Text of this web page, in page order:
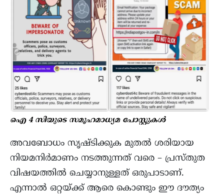
ഐ 4 സിയുടെ സമൂഹമാധ്യമ പോസ്റ്റുകൾ
അവബോധം സൃഷ്ടിക്കുക മുതൽ ശരിയായ
നിയമനിർമാണം നടത്തുന്നത് വരെ – പ്രസ്തുത
വിഷയത്തിൽ ചെയ്യാനുള്ളത് ഒരുപാടാണ്.
എന്നാൽ ഒറ്റയ്ക്ക് ആരെ കൊണ്ടും ഈ ദൗത്യം